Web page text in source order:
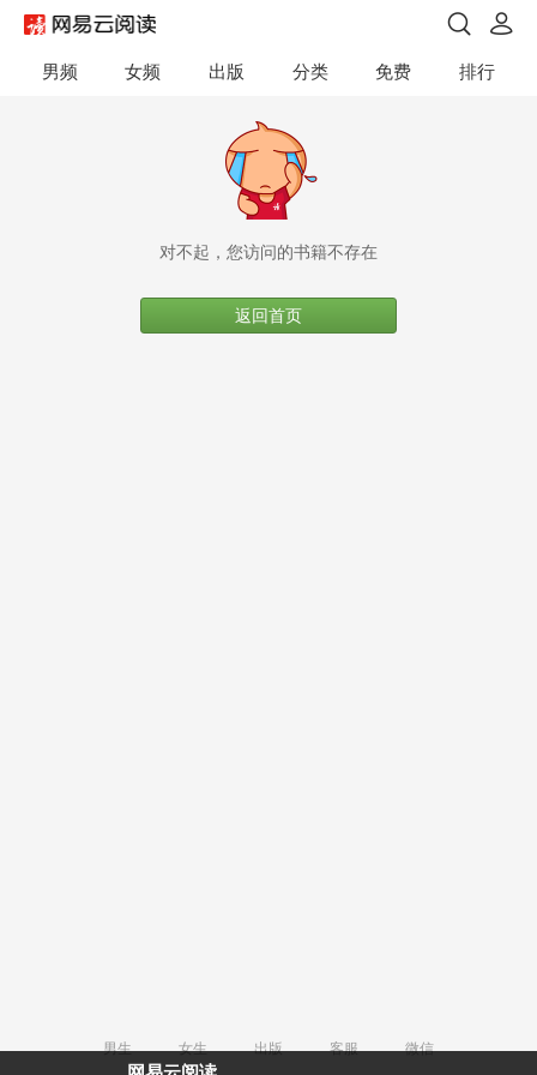
男频 女频 出版 分类 免费 排行
对不起，您访问的书籍不存在
返回首页
男生 女生 出版 客服
微信